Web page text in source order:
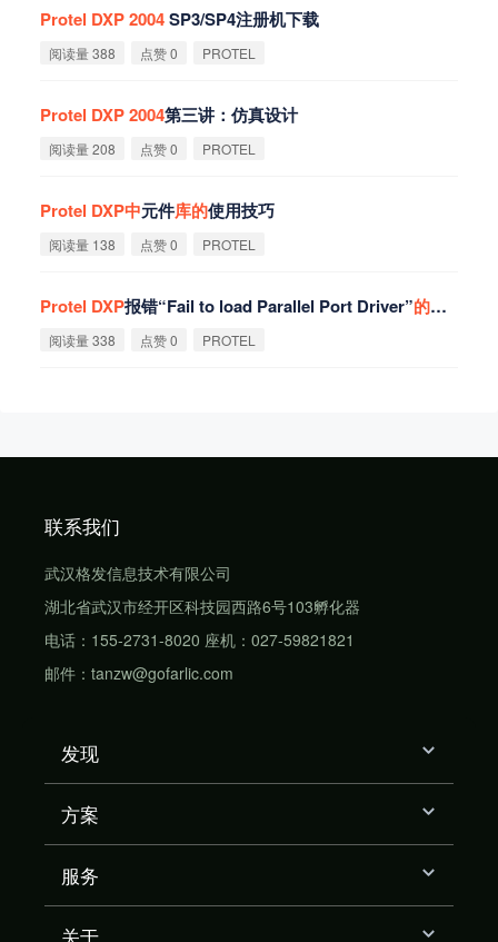
Protel DXP2004SP3/SP4注册机下载
阅读量 388 点赞 0 PROTEL
Protel DXP2004第三讲：仿真设计
阅读量 208 点赞 0 PROTEL
Protel DXP中元件库的使用技巧
阅读量 138 点赞 0 PROTEL
Protel DXP报错“Fail to load Parallel Port Driver”的解
阅读量 338 点赞 0 PROTEL
联系我们
武汉格发信息技术有限公司
湖北省武汉市经开区科技园西路6号103孵化器
电话：155-2731-8020 座机：027-59821821
邮件：tanzw@gofarlic.com
发现
方案
服务
关于